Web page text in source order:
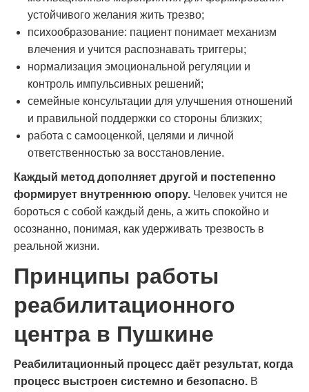
устойчивого желания жить трезво;
психообразование: пациент понимает механизм
влечения и учится распознавать триггеры;
нормализация эмоциональной регуляции и
контроль импульсивных решений;
семейные консультации для улучшения отношений
и правильной поддержки со стороны близких;
работа с самооценкой, целями и личной
ответственностью за восстановление.
Каждый метод дополняет другой и постепенно
формирует внутреннюю опору. Человек учится не
бороться с собой каждый день, а жить спокойно и
осознанно, понимая, как удерживать трезвость в
реальной жизни.
Принципы работы
реабилитационного
центра в Пушкине
Реабилитационный процесс даёт результат, когда
процесс выстроен системно и безопасно. В